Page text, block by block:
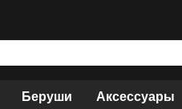
Беруши Аксессуары